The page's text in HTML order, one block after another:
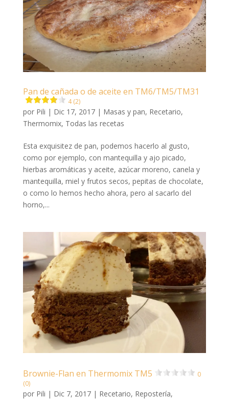
Pan de cañada o de aceite en TM6/TM5/TM31
4 (2)
por Pili | Dic 17, 2017| Masas y pan, Recetario,
Thermomix, Todas las recetas
Esta exquisitez de pan, podemos hacerlo al gusto,
como por ejemplo, con mantequilla y ajo picado,
hierbas aromáticas y aceite, azúcar moreno, canela y
mantequilla, miel y frutos secos, pepitas de chocolate,
o como lo hemos hecho ahora, pero al sacarlo del
horno,...
Brownie-Flan en Thermomix TM5
0
(0)
por Pili | Dic 7, 2017| Recetario, Repostería,